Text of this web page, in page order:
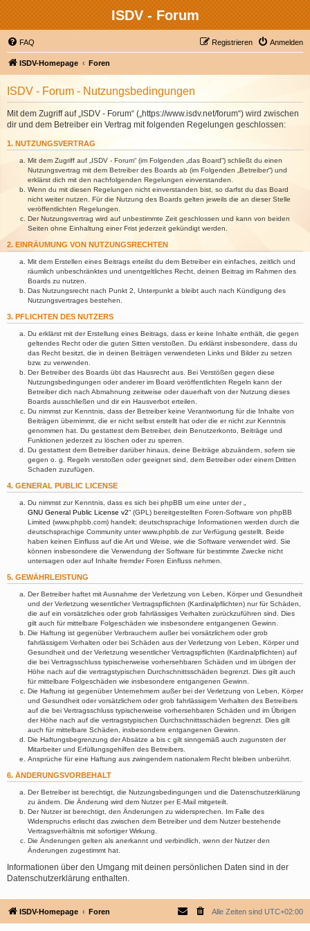
ISDV - Forum
FAQ Anmelden
Registrieren
ISDV-Homepage Foren
ISDV - Forum - Nutzungsbedingungen
Mit dem Zugriff auf „ISDV - Forum“ („https://www.isdv.net/forum“) wird zwischen
dir und dem Betreiber ein Vertrag mit folgenden Regelungen geschlossen:
1. NUTZUNGSVERTRAG
Mit dem Zugriff auf „ISDV - Forum“ (im Folgenden „das Board“) schließt du einen
Nutzungsvertrag mit dem Betreiber des Boards ab (im Folgenden „Betreiber“) und
erklärst dich mit den nachfolgenden Regelungen einverstanden.
Wenn du mit diesen Regelungen nicht einverstanden bist, so darfst du das Board
nicht weiter nutzen. Für die Nutzung des Boards gelten jeweils die an dieser Stelle
veröffentlichten Regelungen.
Der Nutzungsvertrag wird auf unbestimmte Zeit geschlossen und kann von beiden
Seiten ohne Einhaltung einer Frist jederzeit gekündigt werden.
2. EINRÄUMUNG VON NUTZUNGSRECHTEN
Mit dem Erstellen eines Beitrags erteilst du dem Betreiber ein einfaches, zeitlich und
räumlich unbeschränktes und unentgeltliches Recht, deinen Beitrag im Rahmen des
Boards zu nutzen.
Das Nutzungsrecht nach Punkt 2, Unterpunkt a bleibt auch nach Kündigung des
Nutzungsvertrages bestehen.
3. PFLICHTEN DES NUTZERS
Du erklärst mit der Erstellung eines Beitrags, dass er keine Inhalte enthält, die gegen
geltendes Recht oder die guten Sitten verstoßen. Du erklärst insbesondere, dass du
das Recht besitzt, die in deinen Beiträgen verwendeten Links und Bilder zu setzen
bzw. zu verwenden.
Der Betreiber des Boards übt das Hausrecht aus. Bei Verstößen gegen diese
Nutzungsbedingungen oder anderer im Board veröffentlichten Regeln kann der
Betreiber dich nach Abmahnung zeitweise oder dauerhaft von der Nutzung dieses
Boards ausschließen und dir ein Hausverbot erteilen.
Du nimmst zur Kenntnis, dass der Betreiber keine Verantwortung für die Inhalte von
Beiträgen übernimmt, die er nicht selbst erstellt hat oder die er nicht zur Kenntnis
genommen hat. Du gestattest dem Betreiber, dein Benutzerkonto, Beiträge und
Funktionen jederzeit zu löschen oder zu sperren.
Du gestattest dem Betreiber darüber hinaus, deine Beiträge abzuändern, sofern sie
gegen o. g. Regeln verstoßen oder geeignet sind, dem Betreiber oder einem Dritten
Schaden zuzufügen.
4. GENERAL PUBLIC LICENSE
Du nimmst zur Kenntnis, dass es sich bei phpBB um eine unter der „
GNU General Public License v2“ (GPL) bereitgestellten Foren-Software von phpBB
Limited (www.phpbb.com) handelt; deutschsprachige Informationen werden durch die
deutschsprachige Community unter www.phpbb.de zur Verfügung gestellt. Beide
haben keinen Einfluss auf die Art und Weise, wie die Software verwendet wird. Sie
können insbesondere die Verwendung der Software für bestimmte Zwecke nicht
untersagen oder auf Inhalte fremder Foren Einfluss nehmen.
5. GEWÄHRLEISTUNG
Der Betreiber haftet mit Ausnahme der Verletzung von Leben, Körper und Gesundheit
und der Verletzung wesentlicher Vertragspflichten (Kardinalpflichten) nur für Schäden,
die auf ein vorsätzliches oder grob fahrlässiges Verhalten zurückzuführen sind. Dies
gilt auch für mittelbare Folgeschäden wie insbesondere entgangenen Gewinn.
Die Haftung ist gegenüber Verbrauchern außer bei vorsätzlichem oder grob
fahrlässigem Verhalten oder bei Schäden aus der Verletzung von Leben, Körper und
Gesundheit und der Verletzung wesentlicher Vertragspflichten (Kardinalpflichten) auf
die bei Vertragsschluss typischerweise vorhersehbaren Schäden und im übrigen der
Höhe nach auf die vertragstypischen Durchschnittsschäden begrenzt. Dies gilt auch
für mittelbare Folgeschäden wie insbesondere entgangenen Gewinn.
Die Haftung ist gegenüber Unternehmern außer bei der Verletzung von Leben, Körper
und Gesundheit oder vorsätzlichem oder grob fahrlässigem Verhalten des Betreibers
auf die bei Vertragsschluss typischerweise vorhersehbaren Schäden und im Übrigen
der Höhe nach auf die vertragstypischen Durchschnittsschäden begrenzt. Dies gilt
auch für mittelbare Schäden, insbesondere entgangenen Gewinn.
Die Haftungsbegrenzung der Absätze a bis c gilt sinngemäß auch zugunsten der
Mitarbeiter und Erfüllungsgehilfen des Betreibers.
Ansprüche für eine Haftung aus zwingendem nationalem Recht bleiben unberührt.
6. ÄNDERUNGSVORBEHALT
Der Betreiber ist berechtigt, die Nutzungsbedingungen und die Datenschutzerklärung
zu ändern. Die Änderung wird dem Nutzer per E-Mail mitgeteilt.
Der Nutzer ist berechtigt, den Änderungen zu widersprechen. Im Falle des
Widerspruchs erlischt das zwischen dem Betreiber und dem Nutzer bestehende
Vertragsverhältnis mit sofortiger Wirkung.
Die Änderungen gelten als anerkannt und verbindlich, wenn der Nutzer den
Änderungen zugestimmt hat.
Informationen über den Umgang mit deinen persönlichen Daten sind in der
Datenschutzerklärung enthalten.
ISDV-Homepage Foren Alle Zeiten sind UTC+02:00